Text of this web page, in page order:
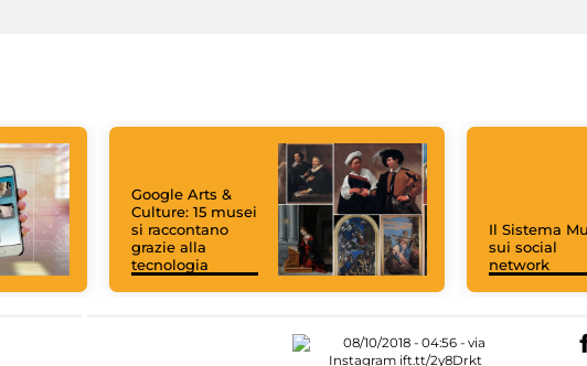
Google Arts &
Culture: 15 musei
si raccontano
grazie alla
tecnologia
Il Sistema
sui social
network